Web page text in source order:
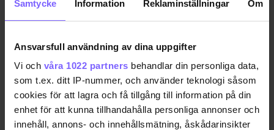
Samtycke Information Reklaminställningar Om
Ansvarsfull användning av dina uppgifter
Vi och våra 1022 partners behandlar din personliga data,
som t.ex. ditt IP-nummer, och använder teknologi såsom
cookies för att lagra och få tillgång till information på din
enhet för att kunna tillhandahålla personliga annonser och
innehåll, annons- och innehållsmätning, åskådarinsikter